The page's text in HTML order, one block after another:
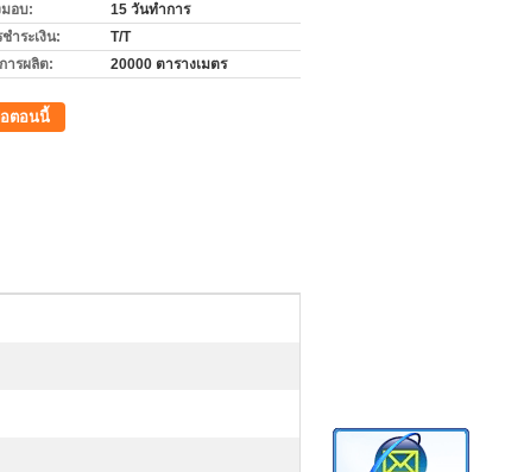
มอบ:
15 วันทำการ
ำระเงิน:
T/T
ารผลิต:
20000 ตารางเมตร
ตอนนี้